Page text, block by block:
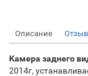
Описание
Камера заднего
2014г,